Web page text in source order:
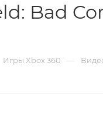
Bad
Игры Xbox 360 —